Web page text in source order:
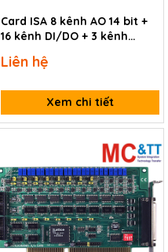
Card ISA 8 kênh AO 14 bit +
16 kênh DI/DO + 3 kênh
ICP DAS ISO-DA8/S CR
Liên hệ
Xem chi tiết